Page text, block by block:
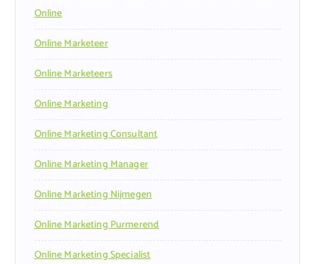
Online
Online Marketeer
Online Marketeers
Online Marketing
Online Marketing Consultant
Online Marketing Manager
Online Marketing Nijmegen
Online Marketing Purmerend
Online Marketing Specialist